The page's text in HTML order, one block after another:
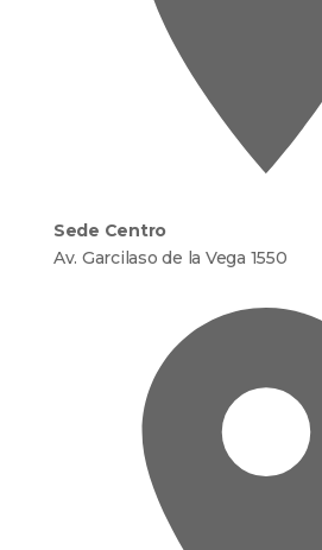
Sede Centro
Av. Garcilaso de la Vega 1550